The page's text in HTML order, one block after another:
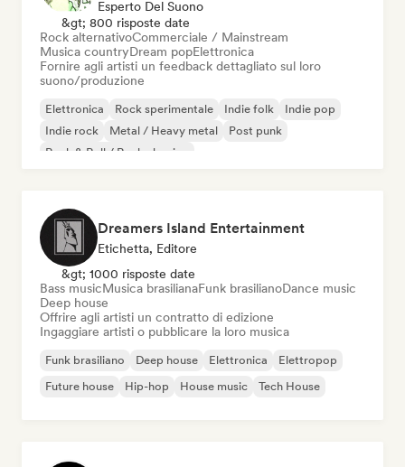
Esperto Del Suono
&gt; 800 risposte date
Rock alternativoCommerciale / Mainstream
Musica countryDream popElettronica
Fornire agli artisti un feedback dettagliato sul loro
suono/produzione
Elettronica Rock sperimentale Indie folk
Indie pop
Indie rock
Metal / Heavy metal
Post punk
Rock & Roll / Rock classico
Dreamers Island Entertainment
Etichetta, Editore
&gt; 1000 risposte date
Bass musicMusica brasilianaFunk brasilianoDance music
Deep house
Offrire agli artisti un contratto di edizione
Ingaggiare artisti o pubblicare la loro musica
Funk brasiliano Deep house Elettronica
Elettropop
Future house
Hip-hop House music Tech House